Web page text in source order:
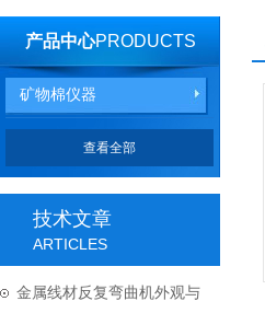
产品中心PRODUCTS
矿物棉仪器
查看全部
技术文章
ARTICLES
金属线材反复弯曲机外观与